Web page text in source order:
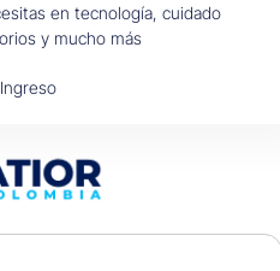
en tecnología, cuidado
y mucho más
Ingreso